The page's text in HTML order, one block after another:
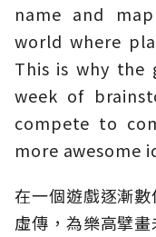
name and
world where
This is why the
week of
compete to
more awesome
在一個遊戲逐漸
虛傳，為樂高擘